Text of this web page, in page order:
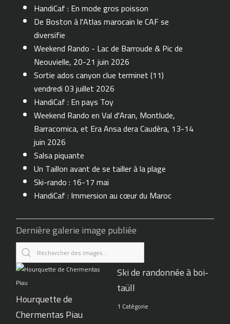
HandiCaf : En mode gros poisson
De Boston à l'Atlas marocain le CAF se
diversifie
Weekend Rando - Lac de Barroude & Pic de
Neouvielle, 20-21 juin 2026
Sortie ados canyon clue terminet (11)
vendredi 03 juillet 2026
HandiCaf : En pays Toy
Weekend Rando en Val d'Aran, Montlude,
Barracomica, et Era Ansa dera Caudèra, 13-14
juin 2026
Salsa piquante
Un Taillon avant de se tailler à la plage
Ski-rando : 16-17 mai
HandiCaf : Immersion au cœur du Maroc
Dernière galerie image publiée
Hourquette de
Chermentas Piau
Ski de randonnée à boi-
taüll
1 Catégorie